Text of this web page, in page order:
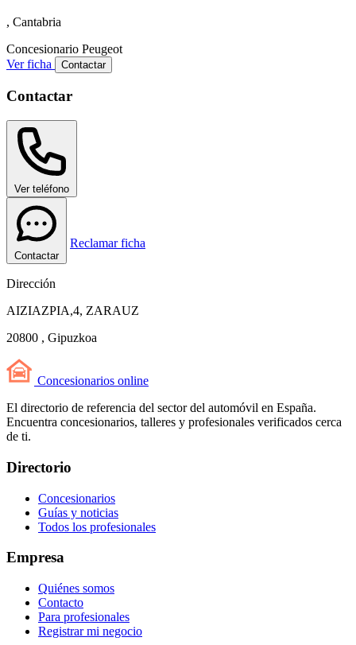
, Cantabria
Concesionario Peugeot
Ver ficha
Contactar
Contactar
Ver teléfono
Contactar
Reclamar ficha
Dirección
AIZIAZPIA,4, ZARAUZ
20800 , Gipuzkoa
Concesionarios online
El directorio de referencia del sector del automóvil en España.
Encuentra concesionarios, talleres y profesionales verificados cerca
de ti.
Directorio
Concesionarios
Guías y noticias
Todos los profesionales
Empresa
Quiénes somos
Contacto
Para profesionales
Registrar mi negocio